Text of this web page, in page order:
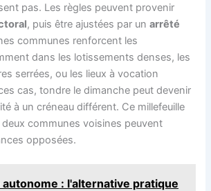
pas. Les règles peuvent provenir
, puis être ajustées par unarrêté
communes renforcent les
dans les lotissements denses, les
serrées, ou les lieux à vocation
cas, tondre le dimanche peut devenir
à un créneau différent. Ce millefeuille
communes voisines peuvent
opposées.
: l'alternative pratique